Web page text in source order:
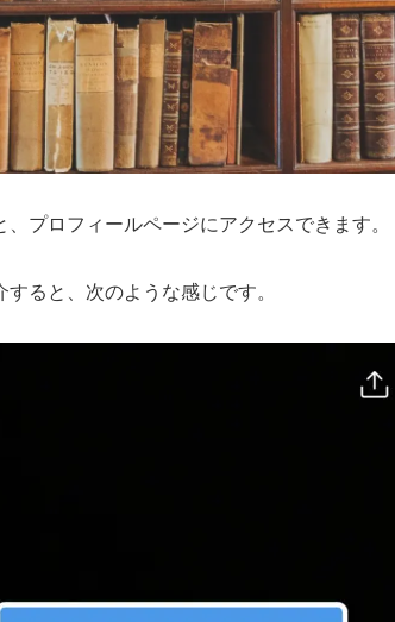
プロフィールページにアクセスできます。
ると、次のような感じです。